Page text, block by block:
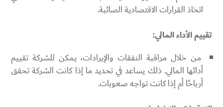
اتخاذ القرارات الاقتصادية الصائبة.
تقييم الأداء المالي:
من خلال مراقبة النفقات والإيرادات، يمكن للشركة تقييم
أدائها المالي. ذلك يساعد في تحديد ما إذا كانت الشركة تحقق
أرباحًا أم إذا كانت تواجه صعوبات.